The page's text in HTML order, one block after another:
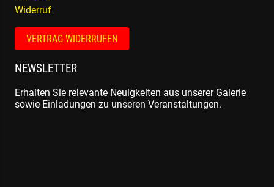
Widerruf
VERTRAG WIDERRUFEN
NEWSLETTER
Erhalten Sie relevante Neuigkeiten aus unserer Galerie
sowie Einladungen zu unseren Veranstaltungen.